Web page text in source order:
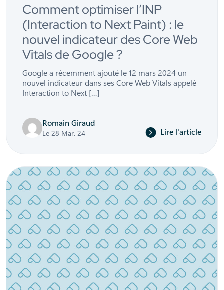
Comment optimiser l’INP
(Interaction to Next Paint) : le
nouvel indicateur des Core Web
Vitals de Google ?
Google a récemment ajouté le 12 mars 2024 un
nouvel indicateur dans ses Core Web Vitals appelé
Interaction to Next […]
Romain Giraud
Le 28 Mar. 24 Lire l'article